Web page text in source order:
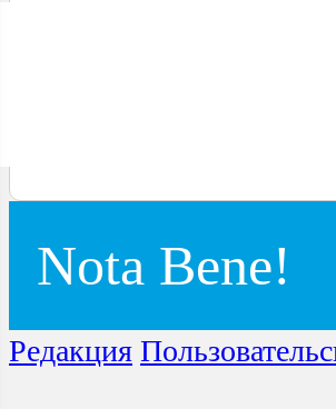
Nota Bene!
Редакция